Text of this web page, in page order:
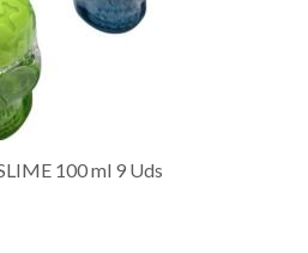
100 ml 9 Uds